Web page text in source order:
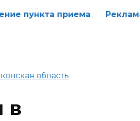
пункта приема
область
в